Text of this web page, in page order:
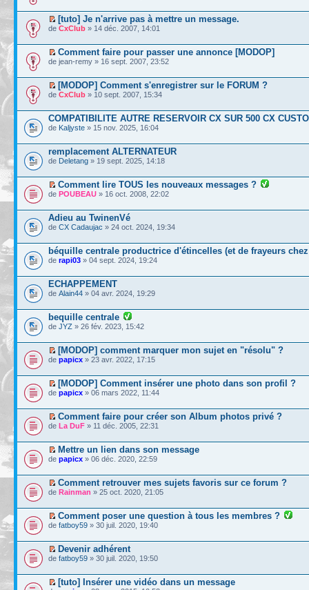
[tuto] Je n'arrive pas à mettre un message.
de CxClub » 14 déc. 2007, 14:01
Comment faire pour passer une annonce [MODOP]
de jean-remy » 16 sept. 2007, 23:52
[MODOP] Comment s'enregistrer sur le FORUM ?
de CxClub » 10 sept. 2007, 15:34
COMPATIBILITE AUTRE RESERVOIR CX SUR 500 CX
de Kaljyste » 15 nov. 2025, 16:04
remplacement ALTERNATEUR
de Deletang » 19 sept. 2025, 14:18
Comment lire TOUS les nouveaux messages ?
de POUBEAU » 16 oct. 2008, 22:02
Adieu au TwinenVé
de CX Cadaujac » 24 oct. 2024, 19:34
béquille centrale productrice d'étincelles (et de frayeurs
de rapi03 » 04 sept. 2024, 19:24
ECHAPPEMENT
de Alain44 » 04 avr. 2024, 19:29
bequille centrale
de JYZ » 26 fév. 2023, 15:42
[MODOP] comment marquer mon sujet en "résolu" ?
de papicx » 23 avr. 2022, 17:15
[MODOP] Comment insérer une photo dans son profil ?
de papicx » 06 mars 2022, 11:44
Comment faire pour créer son Album photos privé ?
de La DuF » 11 déc. 2005, 22:31
Mettre un lien dans son message
de papicx » 06 déc. 2020, 22:59
Comment retrouver mes sujets favoris sur ce forum ?
de Rainman » 25 oct. 2020, 21:05
Comment poser une question à tous les membres ?
de fatboy59 » 30 juil. 2020, 19:40
Devenir adhérent
de fatboy59 » 30 juil. 2020, 19:50
[tuto] Insérer une vidéo dans un message